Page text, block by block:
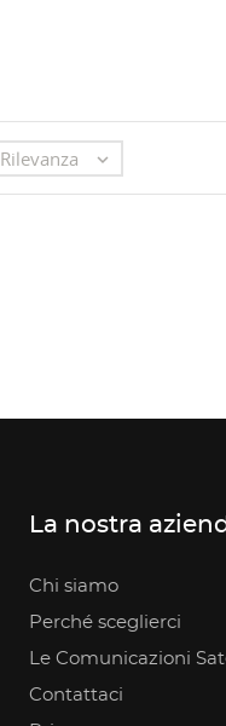
Rilevanza 
La nostra
Chi siamo
Perché sceglierci
Le Comunicazioni
Contattaci